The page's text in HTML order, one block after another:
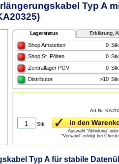
Typ A
Lagerstatus Erklärung,
Shop Amstetten
0 Stk
Shop St. Pölten
0 Stk
Zentrallager PGV
0 Stk
Distributor
>10 Stk
Art.Nr.
Stk
Auswahl "Abholung" oder
"Versand" erfolgt bei
Typ A für stabile